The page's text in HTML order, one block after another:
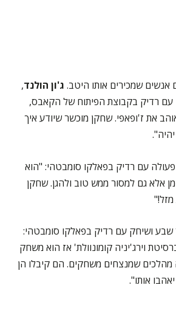
אנשים שמכירים אותו היטב.ג'ון הולנד,
עם רדיק בקבוצת הפיתוח של הקאבס,
את ז'ופאפי. שחקן מוכשר שיודע איך
עם רדיק בפאלקו סומבטהי: "הוא
אלא גם למסור ממש טוב ולהגן. שחקן
ושיחק עם רדיק בפאלקו סומבטהי:
וירג'יניה קומונוולת' אז הוא משחק
שמנצחים משחקים. הם קיבלו הן
אותו".